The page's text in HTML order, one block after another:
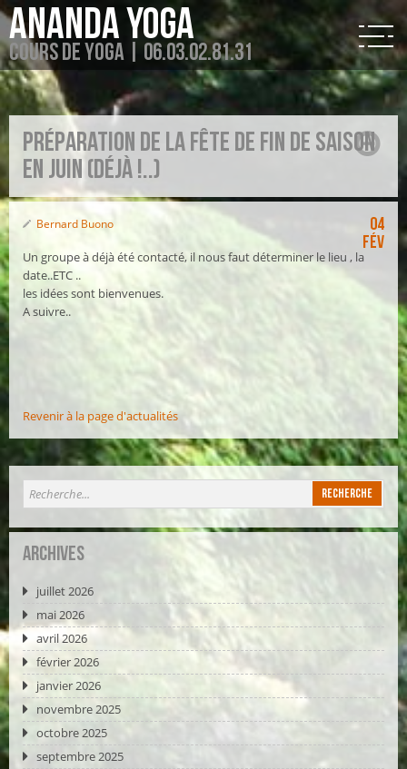
Ananda Yoga
Cours de Yoga | 06.03.02.81.31
Préparation de la fête de fin de saison
en juin (déjà !..)
Bernard Buono
04
Fév
Un groupe à déjà été contacté, il nous faut déterminer le lieu , la
date..ETC ..
les idées sont bienvenues.
A suivre..
Revenir à la page d'actualités
Archives
juillet 2026
mai 2026
avril 2026
février 2026
janvier 2026
novembre 2025
octobre 2025
septembre 2025